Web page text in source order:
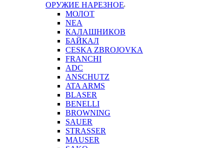
ОРУЖИЕ НАРЕЗНОЕ
МОЛОТ
NEA
КАЛАШНИКОВ
БАЙКАЛ
CESKA ZBROJOVKA
FRANCHI
ADC
ANSCHUTZ
ATA ARMS
BLASER
BENELLI
BROWNING
SAUER
STRASSER
MAUSER